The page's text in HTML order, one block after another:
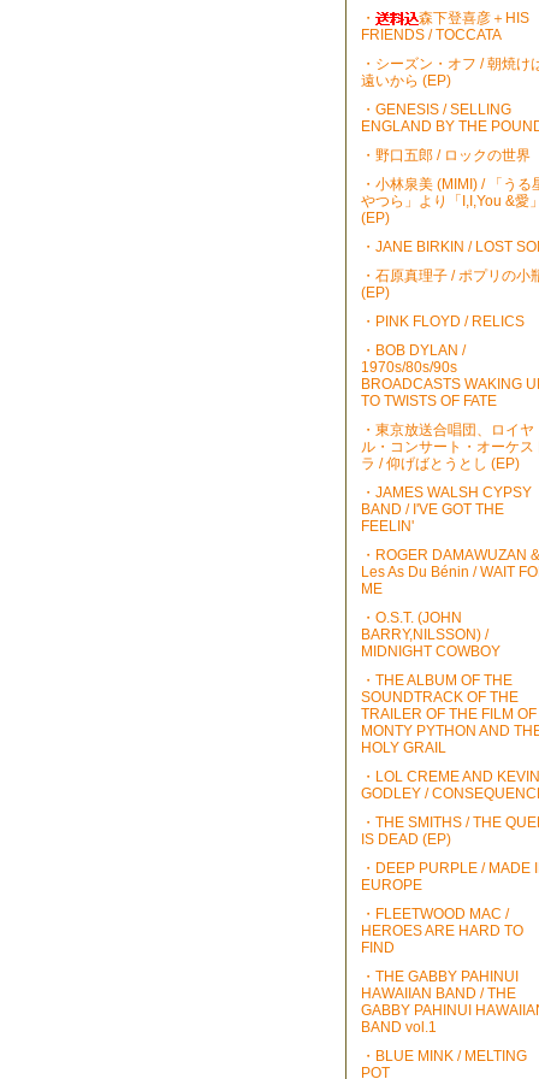
・
森下登喜彦＋HIS
FRIENDS / TOCCATA
・シーズン・オフ / 朝焼け
遠いから (EP)
・GENESIS / SELLING
ENGLAND BY THE
・野口五郎 / ロックの世界
・小林泉美 (MIMI) / 「うる
やつら」より「I,I,You &愛」
(EP)
・JANE BIRKIN / LOST
・石原真理子 / ポプリの小
(EP)
・PINK FLOYD / RELICS
・BOB DYLAN /
1970s/80s/90s
BROADCASTS WAKING
TO TWISTS OF FATE
・東京放送合唱団、ロイヤ
ル・コンサート・オーケス
ラ / 仰げばとうとし (EP)
・JAMES WALSH CYPSY
BAND / I'VE GOT THE
FEELIN'
・ROGER DAMAWUZAN &
Les As Du Bénin / WAIT
ME
・O.S.T. (JOHN
BARRY,NILSSON) /
MIDNIGHT COWBOY
・THE ALBUM OF THE
SOUNDTRACK OF THE
TRAILER OF THE FILM OF
MONTY PYTHON AND
HOLY GRAIL
・LOL CREME AND KEVIN
GODLEY /
・THE SMITHS / THE
IS DEAD (EP)
・DEEP PURPLE / MADE
EUROPE
・FLEETWOOD MAC /
HEROES ARE HARD TO
FIND
・THE GABBY PAHINUI
HAWAIIAN BAND / THE
GABBY PAHINUI
BAND vol.1
・BLUE MINK / MELTING
POT